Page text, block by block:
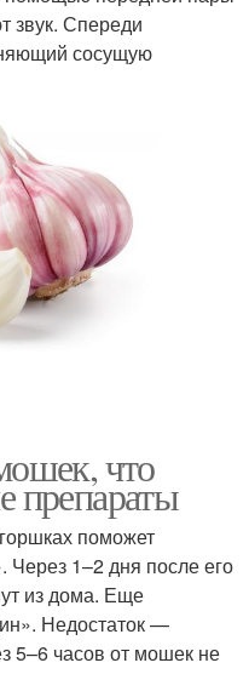
звук. Спереди
сосущую
что
препараты
поможет
Через 1–2 дня после его
из дома. Еще
Недостаток —
5–6 часов от мошек не